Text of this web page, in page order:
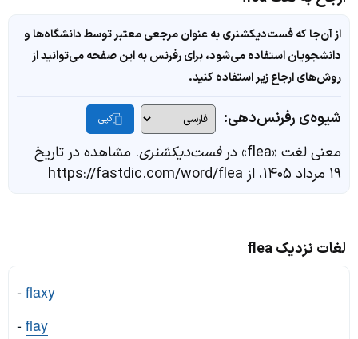
از آن‌جا که فست‌دیکشنری به عنوان مرجعی معتبر توسط دانشگاه‌ها و
دانشجویان استفاده می‌شود، برای رفرنس به این صفحه می‌توانید از
روش‌های ارجاع زیر استفاده کنید.
شیوه‌ی رفرنس‌دهی: کپی
معنی لغت «flea» در فست‌دیکشنری. مشاهده در تاریخ
۱۹ مرداد ۱۴۰۵، از https://fastdic.com/word/flea
لغات نزدیک flea
-flaxy
-flay